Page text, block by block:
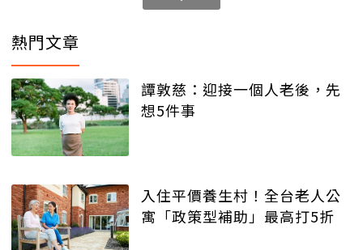
熱門文章
譚敦慈：迎接一個人老後，先
想5件事
入住平價養生村！全台老人公
寓「政策型補助」最高打5折